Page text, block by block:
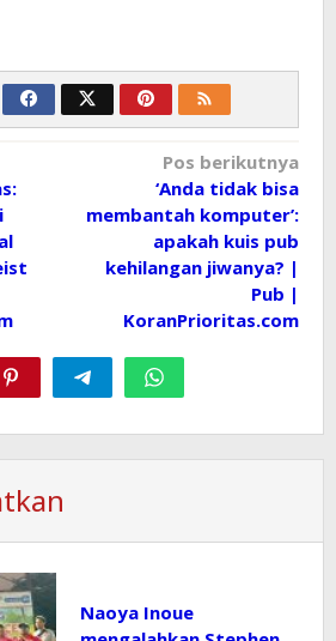
Pos berikutnya
‘Anda tidak bisa
membantah komputer’:
apakah kuis pub
kehilangan jiwanya? |
Pub |
KoranPrioritas.com
Naoya Inoue